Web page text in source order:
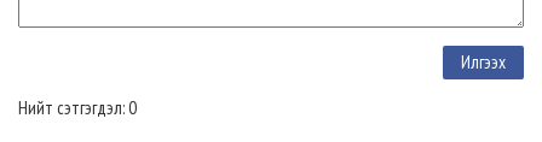
Нийт сэтгэгдэл: 0